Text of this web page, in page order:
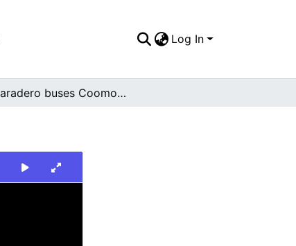
Log In
Paradero buses Coomoepal